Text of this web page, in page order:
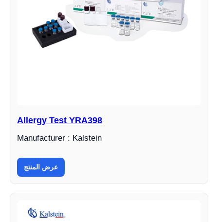
Allergy Test YRA398
Manufacturer : Kalstein
عرض المنتج